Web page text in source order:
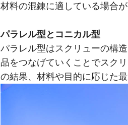
材料の混錬に適している場合
パラレル型とコニカル型
パラレル型はスクリューの構
品をつなげていくことでスク
の結果、材料や目的に応じた